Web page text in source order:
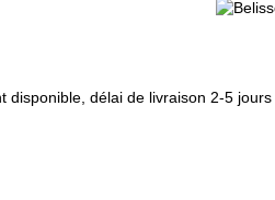
disponible, délai de livraison 2-5 jours